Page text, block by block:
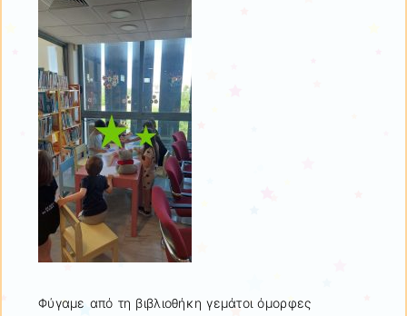
Φύγαμε από τη βιβλιοθήκη γεμάτοι όμορφες